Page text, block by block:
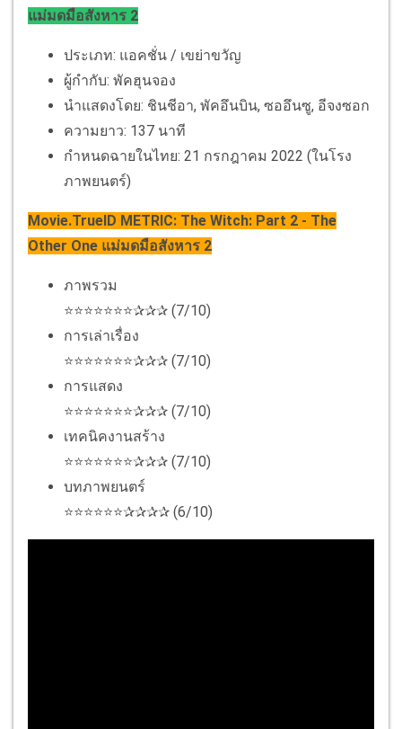
แม่มดมือสังหาร 2
ประเภท: แอคชั่น / เขย่าขวัญ
ผู้กำกับ: พัคฮุนจอง
นำแสดงโดย: ชินชีอา, พัคอึนบิน, ซออึนซู, อีจงซอก
ความยาว: 137 นาที
กำหนดฉายในไทย: 21 กรกฎาคม 2022 (ในโรง
ภาพยนตร์)
Movie.TrueID METRIC: The Witch: Part 2 - The
Other One แม่มดมือสังหาร 2
ภาพรวม
⭐⭐⭐⭐⭐⭐⭐✰✰✰ (7/10)
การเล่าเรื่อง
⭐⭐⭐⭐⭐⭐⭐✰✰✰ (7/10)
การแสดง
⭐⭐⭐⭐⭐⭐⭐✰✰✰ (7/10)
เทคนิคงานสร้าง
⭐⭐⭐⭐⭐⭐⭐✰✰✰ (7/10)
บทภาพยนตร์
⭐⭐⭐⭐⭐⭐✰✰✰✰ (6/10)